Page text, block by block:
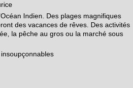
Indien. Des plages magnifiques
des vacances de rêves. Des activités
la pêche au gros ou la marché sous